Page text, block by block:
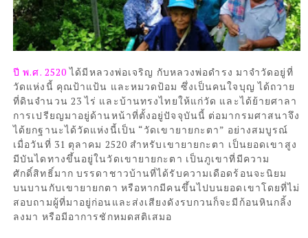
ปี พ.ศ. 2520ได้มีหลวงพ่อเจริญ กับหลวงพ่อดำรง มาจำวัดอยู่ที่
วัดแห่งนี้ คุณป้าแป้น และหมวดป้อม ซึ่งเป็นคนใจบุญ ได้ถวาย
ที่ดินจำนวน 23 ไร่ และบ้านทรงไทยให้แก่วัด และได้ย้ายศาลา
การเปรียญมาอยู่ด้านหน้าที่ตั้งอยู่ปัจจุบันนี้ ต่อมากรมศาสนาจึง
ได้ยกฐานะได้วัดแห่งนี้เป็น “วัดเขายายกะตา” อย่างสมบูรณ์
เมื่อวันที่ 31 ตุลาคม 2520 สำหรับเขายายกะตา เป็นยอดเขาสูง
มีบันไดทางขึ้นอยู่ในวัดเขายายกะตา เป็นภูเขาที่มีความ
ศักดิ์สิทธิ์มาก บรรดาชาวบ้านที่ได้รับความเดือดร้อนจะนิยม
บนบานกับเขายายกตา หรือหากมีคนขึ้นไปบนยอดเขาโดยที่ไม่
สอบถามผู้ที่มาอยู่ก่อนและส่งเสียงดังรบกวนก็จะมีก้อนหินกลิ้ง
ลงมา หรือมีอาการชักหมดสติเสมอ